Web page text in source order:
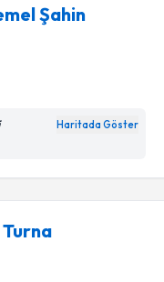
Şahin
Haritada Göster